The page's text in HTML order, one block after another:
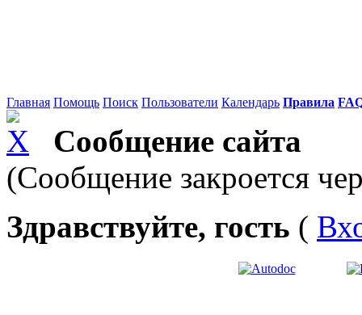
Главная Помощь Поиск Пользователи Календарь Правила
Сообщение сайта
(Сообщение закроется
Здравствуйте, гость (